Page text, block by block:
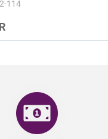
114